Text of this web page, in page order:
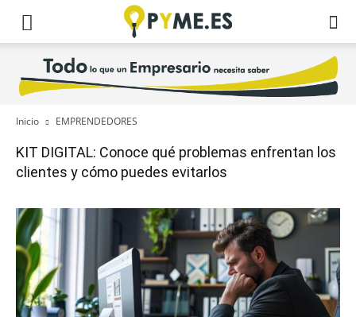
Inicio EMPRENDEDORES
KIT DIGITAL: Conoce qué problemas enfrentan los
clientes y cómo puedes evitarlos